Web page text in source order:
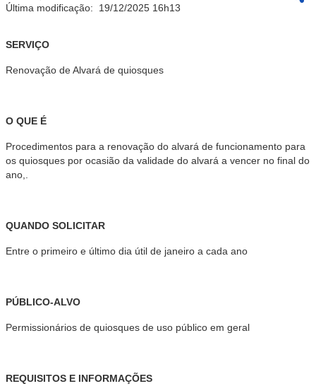
Última modificação: 19/12/2025 16h13
SERVIÇO
Renovação de Alvará de quiosques
O QUE É
Procedimentos para a renovação do alvará de funcionamento para
os quiosques por ocasião da validade do alvará a vencer no final do
ano,.
QUANDO SOLICITAR
Entre o primeiro e último dia útil de janeiro a cada ano
PÚBLICO-ALVO
Permissionários de quiosques de uso público em geral
REQUISITOS E INFORMAÇÕES